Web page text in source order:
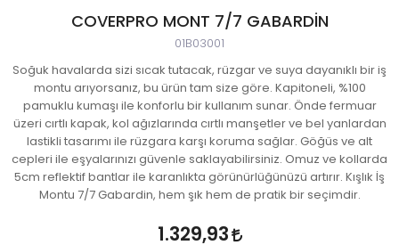
COVERPRO MONT 7/7 GABARDİN
01B03001
Soğuk havalarda sizi sıcak tutacak, rüzgar ve suya dayanıklı bir iş
montu arıyorsanız, bu ürün tam size göre. Kapitoneli, %100
pamuklu kumaşı ile konforlu bir kullanım sunar. Önde fermuar
üzeri cırtlı kapak, kol ağızlarında cırtlı manşetler ve bel yanlardan
lastikli tasarımı ile rüzgara karşı koruma sağlar. Göğüs ve alt
cepleri ile eşyalarınızı güvenle saklayabilirsiniz. Omuz ve kollarda
5cm reflektif bantlar ile karanlıkta görünürlüğünüzü artırır. Kışlık İş
Montu 7/7 Gabardin, hem şık hem de pratik bir seçimdir.
1.329,93